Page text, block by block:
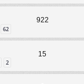
62
922
2
15